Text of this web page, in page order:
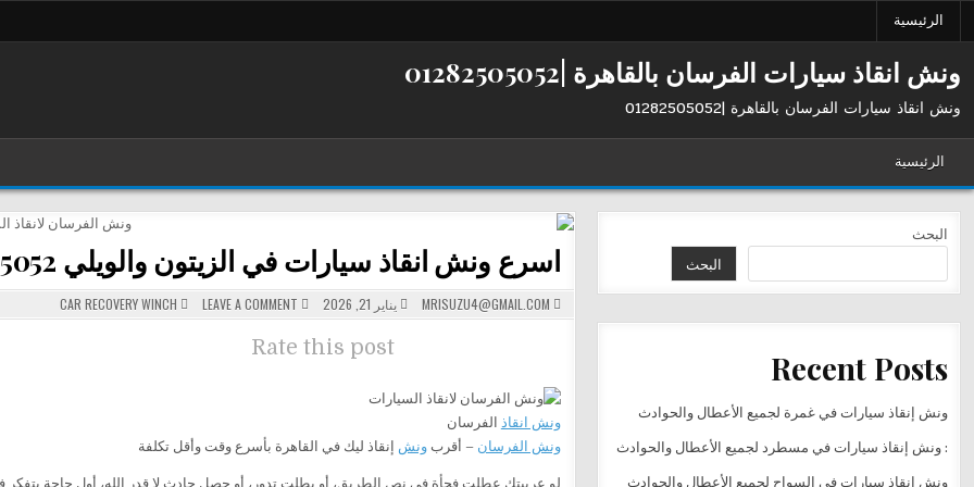
الرئيسية
ونش انقاذ سيارات الفرسان بالقاهرة |01282505052
ونش انقاذ سيارات الفرسان بالقاهرة |01282505052
الرئيسية
اسرع ونش انقاذ سيارات في الزيتون والويلي 01282505052
MRISUZU4@GMAIL.COM يناير 21, 2026 LEAVE A COMMENT
ON
اسرع
POSTED
IN
CAR RECOVERY WINCH
Rate this post
ونش انقاذ الفرسان
ونش الفرسان – أقربونش إنقاذ ليك في القاهرة بأسرع وقت وأقل تكلفة
لو عربيتك عطلت فجأة في نص الطريق، أو بطلت تدور، أو حصل حادث لا قدر الله، أول حاجة بتفكر
البحث
البحث
Recent Posts
ونش إنقاذ سيارات في غمرة لجميع الأعطال والحوادث
: ونش إنقاذ سيارات في مسطرد لجميع الأعطال والحوادث
ونش إنقاذ سيارات في السواح لجميع الأعطال والحوادث